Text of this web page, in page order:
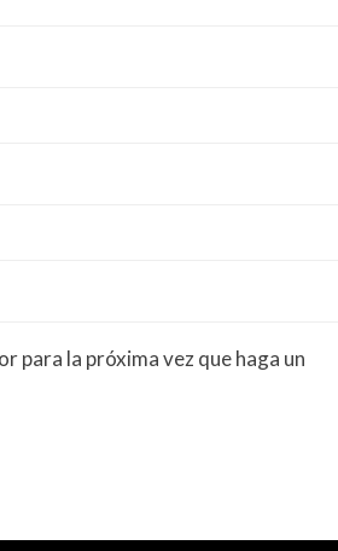
para la próxima vez que haga un